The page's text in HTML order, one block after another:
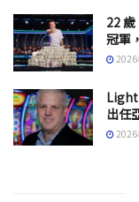
22
冠軍
2026
Light
出任